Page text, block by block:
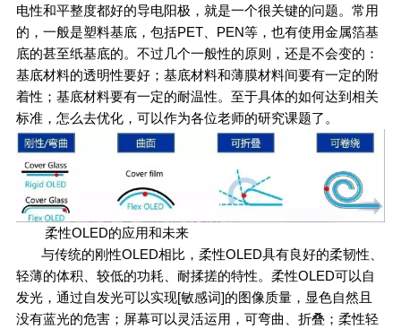
电性和平整度都好的导电阳极，就是一个很关键的问题。常用
的，一般是塑料基底，包括PET、PEN等，也有使用金属箔基
底的甚至纸基底的。不过几个一般性的原则，还是不会变的：
基底材料的透明性要好；基底材料和薄膜材料间要有一定的附
着性；基底材料要有一定的耐温性。至于具体的如何达到相关
标准，怎么去优化，可以作为各位老师的研究课题了。
柔性OLED的应用和未来
与传统的刚性OLED相比，柔性OLED具有良好的柔韧性、
轻薄的体积、较低的功耗、耐揉搓的特性。柔性OLED可以自
发光，通过自发光可以实现[敏感词]的图像质量，显色自然且
没有蓝光的危害；屏幕可以灵活运用，可弯曲、折叠；柔性轻